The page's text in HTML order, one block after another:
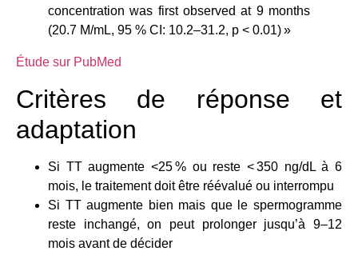
concentration was first observed at 9 months
(20.7 M/mL, 95 % CI: 10.2–31.2, p < 0.01) »
Étude sur PubMed
Critères de réponse et
adaptation
Si TT augmente <25 % ou reste < 350 ng/dL à 6
mois, le traitement doit être réévalué ou interrompu
Si TT augmente bien mais que le spermogramme
reste inchangé, on peut prolonger jusqu’à 9–12
mois avant de décider